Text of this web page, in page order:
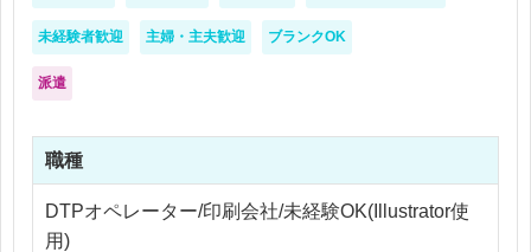
未経験者歓迎 主婦・主夫歓迎 ブランクOK
派遣
職種
DTPオペレーター/印刷会社/未経験OK(Illustrator使
用)